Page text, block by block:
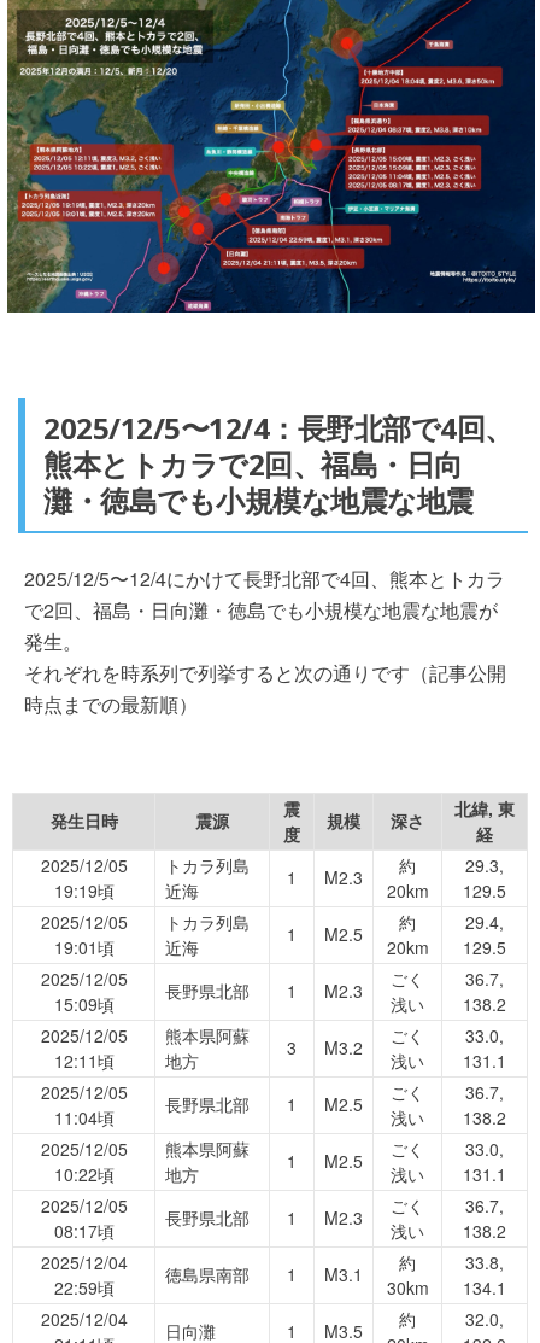
2025/12/5〜12/4：長野北部で4回、
熊本とトカラで2回、福島・日向
灘・徳島でも小規模な地震な地震
2025/12/5〜12/4にかけて長野北部で4回、熊本とトカラ
で2回、福島・日向灘・徳島でも小規模な地震な地震が
発生。
それぞれを時系列で列挙すると次の通りです（記事公開
時点までの最新順）
発生日時 震源
震
度
規模 深さ
北緯, 東
経
2025/12/05
19:19頃
トカラ列島
近海
1 M2.3
約
20km
29.3,
129.5
2025/12/05
19:01頃
トカラ列島
近海
1 M2.5
約
20km
29.4,
129.5
2025/12/05
15:09頃
長野県北部 1 M2.3
ごく
浅い
36.7,
138.2
2025/12/05
12:11頃
熊本県阿蘇
地方
3 M3.2
ごく
浅い
33.0,
131.1
2025/12/05
11:04頃
長野県北部 1 M2.5
ごく
浅い
36.7,
138.2
2025/12/05
10:22頃
熊本県阿蘇
地方
1 M2.5
ごく
浅い
33.0,
131.1
2025/12/05
08:17頃
長野県北部 1 M2.3
ごく
浅い
36.7,
138.2
2025/12/04
22:59頃
徳島県南部 1 M3.1
約
30km
33.8,
134.1
2025/12/04
日向灘 1 M3.5
約
32.0,